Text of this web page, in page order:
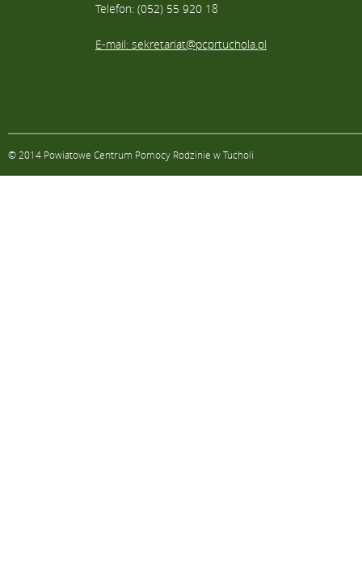
Telefon: (052) 55 920 18
E-mail: sekretariat@pcprtuchola.pl
© 2014 Powiatowe Centrum Pomocy Rodzinie w Tucholi